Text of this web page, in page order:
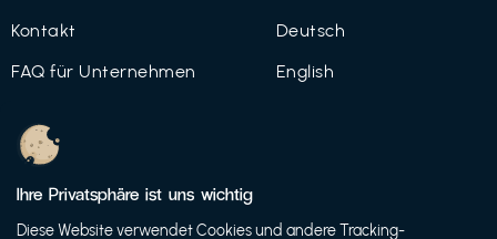
Kontakt
FAQ für Unternehmen
Datenschutz
Nutzungsbedingungen
Deutsch
English
Ihre Privatsphäre ist uns wichtig
Diese Website verwendet Cookies und andere Tracking-